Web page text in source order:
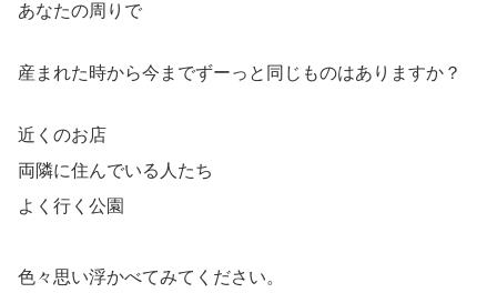
あなたの周りで
産まれた時から今までずーっと同じものはありますか？
近くのお店
両隣に住んでいる人たち
よく行く公園
色々思い浮かべてみてください。